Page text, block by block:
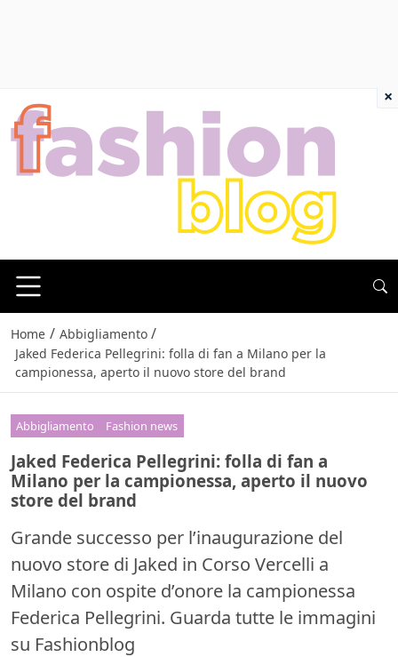
Home / Abbigliamento /
Jaked Federica Pellegrini: folla di fan a Milano per la
campionessa, aperto il nuovo store del brand
Abbigliamento Fashion news
Jaked Federica Pellegrini: folla di fan a
Milano per la campionessa, aperto il nuovo
store del brand
Grande successo per l’inaugurazione del
nuovo store di Jaked in Corso Vercelli a
Milano con ospite d’onore la campionessa
Federica Pellegrini. Guarda tutte le immagini
su Fashionblog
×